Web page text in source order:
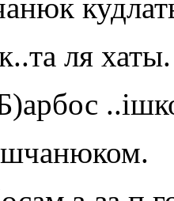
ля хаты.
шчанюком.